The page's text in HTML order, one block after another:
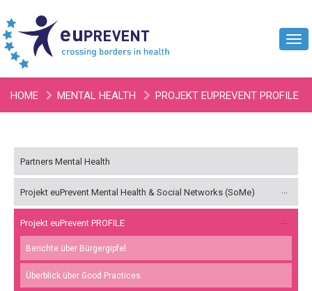
HOME MENTAL HEALTH PROJEKT EUPREVENT PROFILE
Partners Mental Health
Projekt euPrevent Mental Health & Social Networks (SoMe)
Projekt euPrevent PROFILE
Berichte über Bürgergipfel
Überblick über Good Practices